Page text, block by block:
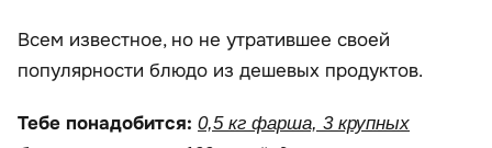
Всем известное, но не утратившее своей
популярности блюдо из дешевых продуктов.
Тебе понадобится: 0,5 кг фарша, 3 крупных